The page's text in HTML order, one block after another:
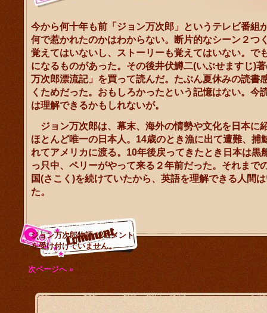
今から何十年も前「ジョン万次郎」というテレビ番組
何で惹かれたのかはわからない。断片的なシーン２つ
覚えてはいないし、ストーリーも覚えてはいない。で
になるものがあった。その後井伏鱒二(いぶせますじ)
万次郎漂流記」を買って読んだ。たぶん夏休みの読書
くためだった。おもしろかったという記憶はない。今
は理解できるかもしれないが。
ジョン万次郎は、幕末、海外の情勢や文化を日本に
ほとんど唯一の日本人。14歳のとき漁に出て遭難、捕
れてアメリカに渡る。10年後戻ってきたとき日本は黒
っ只中、ペリーがやって来る２年前だった。それまで
国(さこく)を続けていたから、英語を理解できる人間
た。
ジョン万次郎物語 はコメント
を受け付けていません。
次ページへ »